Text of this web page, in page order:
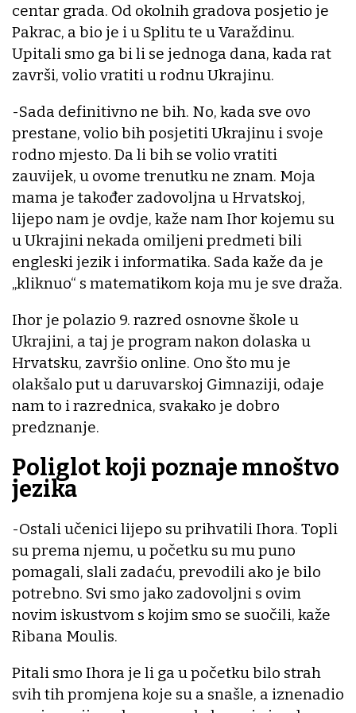
centar grada. Od okolnih gradova posjetio je
Pakrac, a bio je i u Splitu te u Varaždinu.
Upitali smo ga bi li se jednoga dana, kada rat
završi, volio vratiti u rodnu Ukrajinu.
-Sada definitivno ne bih. No, kada sve ovo
prestane, volio bih posjetiti Ukrajinu i svoje
rodno mjesto. Da li bih se volio vratiti
zauvijek, u ovome trenutku ne znam. Moja
mama je također zadovoljna u Hrvatskoj,
lijepo nam je ovdje, kaže nam Ihor kojemu su
u Ukrajini nekada omiljeni predmeti bili
engleski jezik i informatika. Sada kaže da je
„kliknuo“ s matematikom koja mu je sve draža.
Ihor je polazio 9. razred osnovne škole u
Ukrajini, a taj je program nakon dolaska u
Hrvatsku, završio online. Ono što mu je
olakšalo put u daruvarskoj Gimnaziji, odaje
nam to i razrednica, svakako je dobro
predznanje.
Poliglot koji poznaje mnoštvo
jezika
-Ostali učenici lijepo su prihvatili Ihora. Topli
su prema njemu, u početku su mu puno
pomagali, slali zadaću, prevodili ako je bilo
potrebno. Svi smo jako zadovoljni s ovim
novim iskustvom s kojim smo se suočili, kaže
Ribana Moulis.
Pitali smo Ihora je li ga u početku bilo strah
svih tih promjena koje su a snašle, a iznenadio